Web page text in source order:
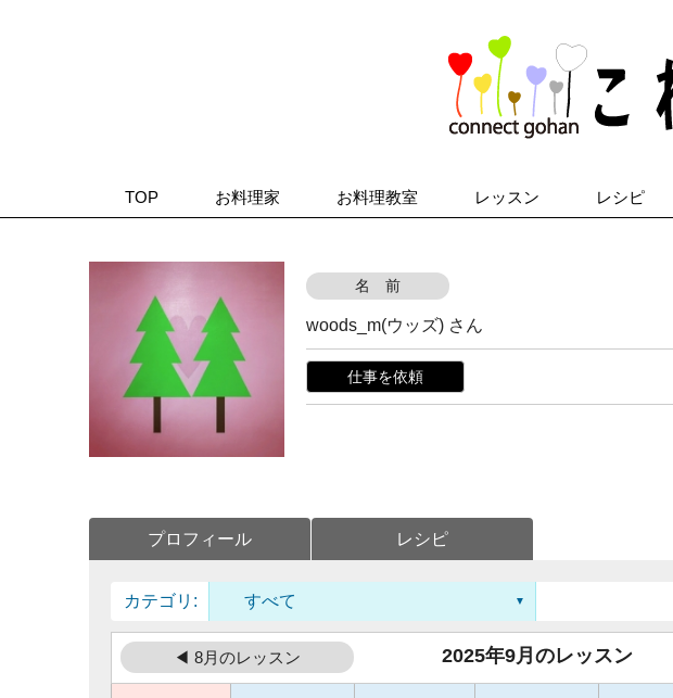
TOP お料理家 お料理教室 レッスン レシピ
名 前
woods_m(ウッズ) さん
仕事を依頼
プロフィール レシピ
カテゴリ:
◀ 8月のレッスン 2025年9月のレッスン